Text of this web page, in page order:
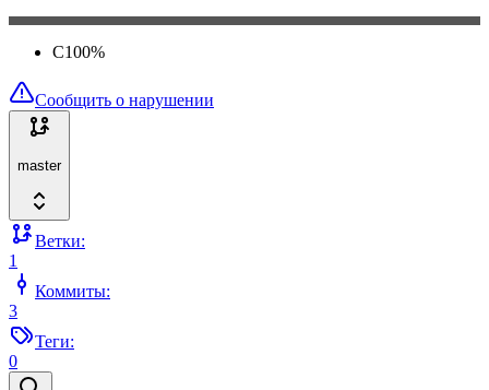
C100%
Сообщить о нарушении
master
Ветки:
1
Коммиты:
3
Теги:
0